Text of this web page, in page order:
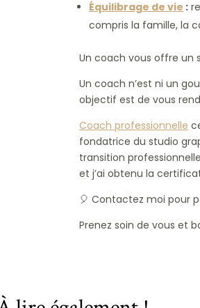
Équilibrage de vie :
compris la famille, la
Un coach vous offre un
Un coach n’est ni un
objectif est de vous
Coach professionnelle
fondatrice du studio
transition
et j’ai obtenu la
🎈 Contactez moi pour
Prenez soin de vous et